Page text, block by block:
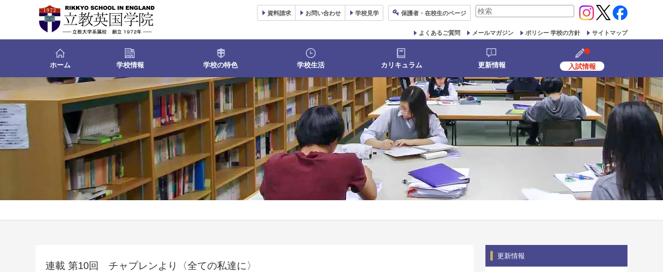
資料請求 お問い合わせ 学校見学 保護者 ・在校生のページ
検
対
象:
よくあるご質問 メールマガジン ポリシー 学校の方針 サイトマップ
ホーム 学校情報 学校の特色 学校生活 カリキュラム 更新情報 入試情報
連載 第10回 チャプレンより〈全ての私達に〉
更新情報